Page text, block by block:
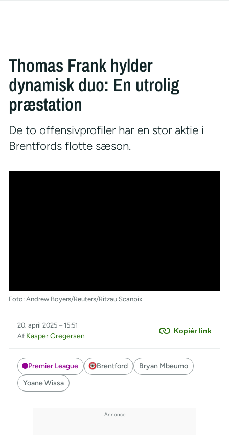
Thomas Frank hylder
dynamisk duo: En utrolig
præstation
De to offensivprofiler har en stor aktie i
Brentfords flotte sæson.
Foto: Andrew Boyers/Reuters/Ritzau Scanpix
Kopiér link
20. april 2025 – 15:51
Af Kasper Gregersen
Premier League Brentford
Bryan Mbeumo
Yoane Wissa